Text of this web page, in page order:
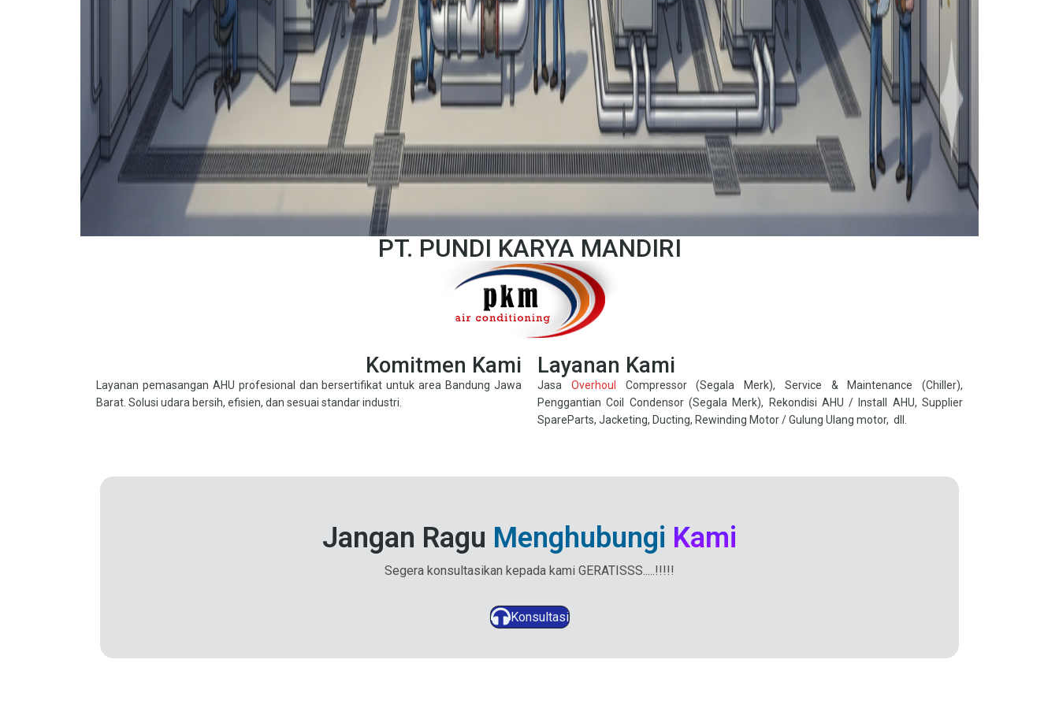
PT. PUNDI KARYA MANDIRI
Komitmen Kami
Layanan pemasangan AHU profesional dan bersertifikat untuk area Bandung Jawa
Barat. Solusi udara bersih, efisien, dan sesuai standar industri.
Layanan Kami
Jasa Overhoul
Compressor (Segala Merk), Service & Maintenance (Chiller),
Penggantian Coil Condensor (Segala Merk), Rekondisi AHU / Install AHU, Supplier
SpareParts, Jacketing, Ducting, Rewinding Motor / Gulung Ulang motor, dll.
Jangan Ragu Menghubungi Kami
Segera konsultasikan kepada kami GERATISSS.....!!!!!
Konsultasi